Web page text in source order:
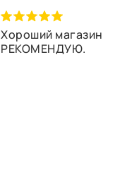
Хороший магазин
РЕКОМЕНДУЮ.